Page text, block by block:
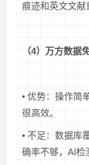
痕迹和英文文献
（4）万方数据
• 优势：操作简
很高效。
• 不足：数据库
确率不够，AI检